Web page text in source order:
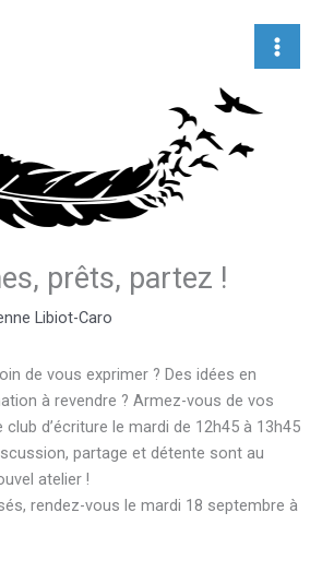
prêts, partez !
Libiot-Caro
de vous exprimer ? Des idées en
à revendre ? Armez-vous de vos
d’écriture le mardi de 12h45 à 13h45
partage et détente sont au
atelier !
rendez-vous le mardi 18 septembre à